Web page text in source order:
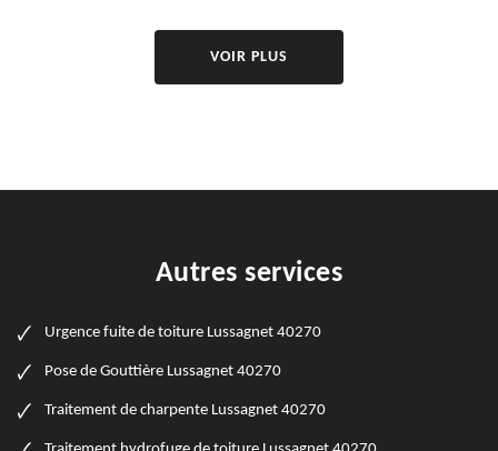
VOIR PLUS
Autres services
Urgence fuite de toiture Lussagnet 40270
Pose de Gouttière Lussagnet 40270
Traitement de charpente Lussagnet 40270